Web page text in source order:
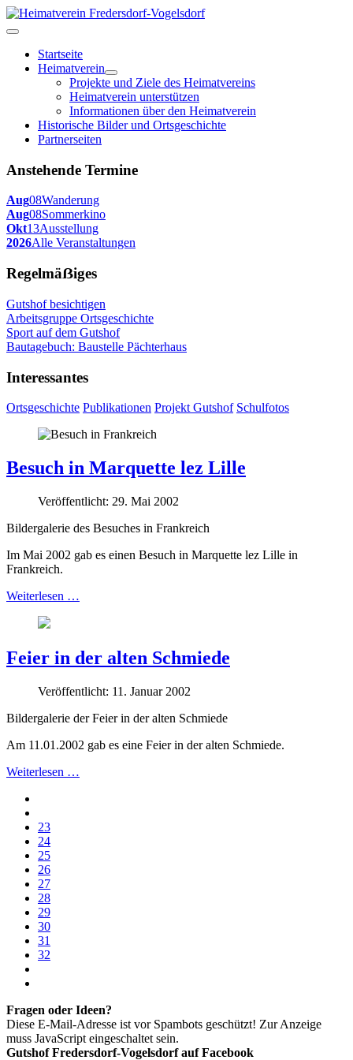
Startseite
Heimatverein
Projekte und Ziele des Heimatvereins
Heimatverein unterstützen
Informationen über den Heimatverein
Historische Bilder und Ortsgeschichte
Partnerseiten
Anstehende Termine
Aug08Wanderung
Aug08Sommerkino
Okt13Ausstellung
2026Alle Veranstaltungen
Regelmäẞiges
Gutshof besichtigen
Arbeitsgruppe Ortsgeschichte
Sport auf dem Gutshof
Bautagebuch: Baustelle Pächterhaus
Interessantes
Ortsgeschichte Publikationen Projekt Gutshof Schulfotos
Besuch in Marquette lez Lille
Veröffentlicht: 29. Mai 2002
Bildergalerie des Besuches in Frankreich
Im Mai 2002 gab es einen Besuch in Marquette lez Lille in
Frankreich.
Weiterlesen …
Feier in der alten Schmiede
Veröffentlicht: 11. Januar 2002
Bildergalerie der Feier in der alten Schmiede
Am 11.01.2002 gab es eine Feier in der alten Schmiede.
Weiterlesen …
23
24
25
26
27
28
29
30
31
32
Fragen oder Ideen?
Diese E-Mail-Adresse ist vor Spambots geschützt! Zur Anzeige
muss JavaScript eingeschaltet sein.
Gutshof Fredersdorf-Vogelsdorf auf Facebook